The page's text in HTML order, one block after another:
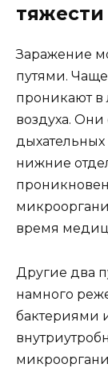
тяжести
Заражение
путями. Чаще
проникают в
воздуха. Они
дыхательных
нижние
время
Другие два
намного
бактериями